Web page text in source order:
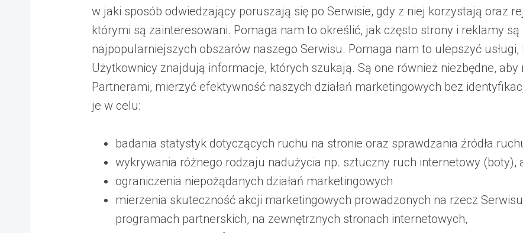
w jaki sposób odwiedzający poruszają się po Serwisie, gdy z niej korzystają oraz
którymi są zainteresowani. Pomaga nam to określić, jak często strony i reklamy
najpopularniejszych obszarów naszego Serwisu. Pomaga nam to ulepszyć
Użytkownicy znajdują informacje, których szukają. Są one również niezbędne,
Partnerami, mierzyć efektywność naszych działań marketingowych bez
je w celu:
badania statystyk dotyczących ruchu na stronie oraz sprawdzania źródła
wykrywania różnego rodzaju nadużycia np. sztuczny ruch internetowy (boty),
ograniczenia niepożądanych działań marketingowych
mierzenia skuteczność akcji marketingowych prowadzonych na rzecz
programach partnerskich, na zewnętrznych stronach internetowych,